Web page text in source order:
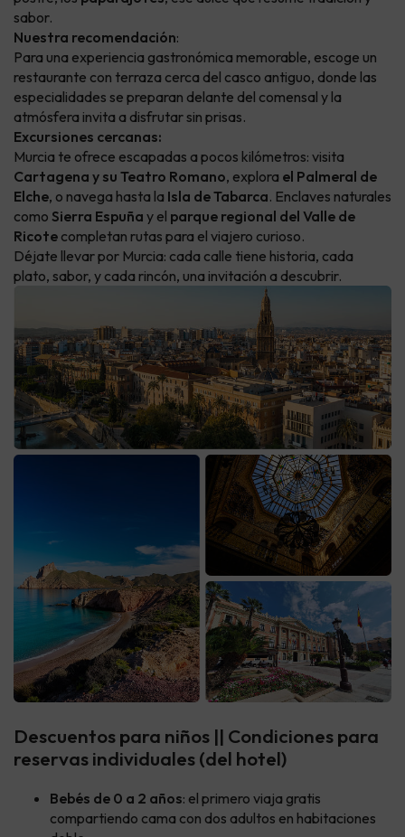
sabor.
Nuestra recomendación:
Para una experiencia gastronómica memorable, escoge un
restaurante con terraza cerca del casco antiguo, donde las
especialidades se preparan delante del comensal y la
atmósfera invita a disfrutar sin prisas.
Excursiones cercanas:
Murcia te ofrece escapadas a pocos kilómetros: visita
Cartagena y su Teatro Romano, explora el Palmeral de
Elche, o navega hasta la Isla de Tabarca. Enclaves naturales
como Sierra Espuña y el parque regional del Valle de
Ricote completan rutas para el viajero curioso.
Déjate llevar por Murcia: cada calle tiene historia, cada
plato, sabor, y cada rincón, una invitación a descubrir.
Descuentos para niños || Condiciones para
reservas individuales (del hotel)
Bebés de 0 a 2 años: el primero viaja gratis
compartiendo cama con dos adultos en habitaciones